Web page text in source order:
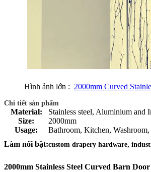
Hình ảnh lớn : 2000mm Curved
Chi tiết sản phẩm
Material: Stainless steel, Aluminium and
Size:
2000mm
Usage:
Bathroom, Kitchen,
Làm nổi bật:custom drapery hardware,
2000mm Stainless Steel Curved Barn